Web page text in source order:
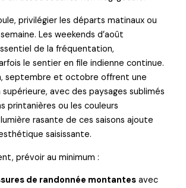
privilégier les départs matinaux ou
Les weekends d’août
de la fréquentation,
le sentier en file indienne continue.
septembre et octobre offrent une
avec des paysages sublimés
printanières ou les couleurs
rasante de ces saisons ajoute
saisissante.
prévoir au minimum :
de randonnée montantes avec